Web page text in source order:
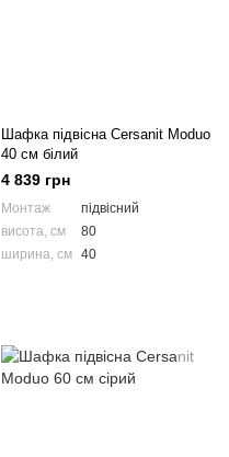
Шафка підвісна Cersanit Moduo
40 см білий
4 839 грн
Монтаж
підвісний
висота, см
80
ширина, см 40